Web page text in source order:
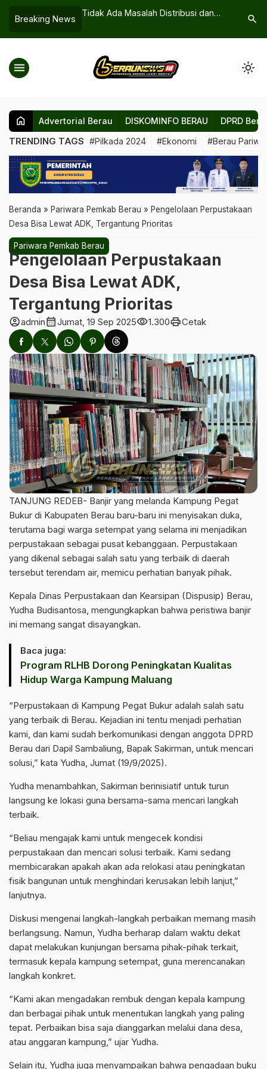
Breaking News
Transit di
Tidak Ada Masalah Distribusi dan
Biang Kekosongan Gas Melon
Masalah Tapal
search
menu light_mode
home Advertorial Berau DISKOMINFO BERAU DPRD
TRENDING TAGS #Pilkada 2024 #Ekonomi #Berau
Beranda » Pariwara Pemkab Berau » Pengelolaan Perpustakaan
Desa Bisa Lewat ADK, Tergantung Prioritas
Pariwara Pemkab Berau
Pengelolaan Perpustakaan
Desa Bisa Lewat ADK,
Tergantung Prioritas
account_circleadmincalendar_monthJumat, 19 Sep 2025visibility1.300printCetak
TANJUNG REDEB- Banjir yang melanda Kampung Pegat
Bukur di Kabupaten Berau baru-baru ini menyisakan duka,
terutama bagi warga setempat yang selama ini menjadikan
perpustakaan sebagai pusat kebanggaan. Perpustakaan
yang dikenal sebagai salah satu yang terbaik di daerah
tersebut terendam air, memicu perhatian banyak pihak.
Kepala Dinas Perpustakaan dan Kearsipan (Dispusip) Berau,
Yudha Budisantosa, mengungkapkan bahwa peristiwa banjir
ini memang sangat disayangkan.
Baca juga:
‎Program RLHB Dorong Peningkatan Kualitas
Hidup Warga Kampung Maluang
“Perpustakaan di Kampung Pegat Bukur adalah salah satu
yang terbaik di Berau. Kejadian ini tentu menjadi perhatian
kami, dan kami sudah berkomunikasi dengan anggota DPRD
Berau dari Dapil Sambaliung, Bapak Sakirman, untuk mencari
solusi,” kata Yudha, Jumat (19/9/2025).
Yudha menambahkan, Sakirman berinisiatif untuk turun
langsung ke lokasi guna bersama-sama mencari langkah
terbaik.
“Beliau mengajak kami untuk mengecek kondisi
perpustakaan dan mencari solusi terbaik. Kami sedang
membicarakan apakah akan ada relokasi atau peningkatan
fisik bangunan untuk menghindari kerusakan lebih lanjut,”
lanjutnya.
Diskusi mengenai langkah-langkah perbaikan memang masih
berlangsung. Namun, Yudha berharap dalam waktu dekat
dapat melakukan kunjungan bersama pihak-pihak terkait,
termasuk kepala kampung setempat, guna merencanakan
langkah konkret.
“Kami akan mengadakan rembuk dengan kepala kampung
dan berbagai pihak untuk menentukan langkah yang paling
tepat. Perbaikan bisa saja dianggarkan melalui dana desa,
atau anggaran kampung,” ujar Yudha.
Selain itu, Yudha juga menyampaikan bahwa pengadaan buku